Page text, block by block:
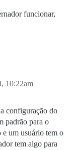
funcionar,
10:22am
configuração do
padrão para o
e um usuário tem o
tem algo para